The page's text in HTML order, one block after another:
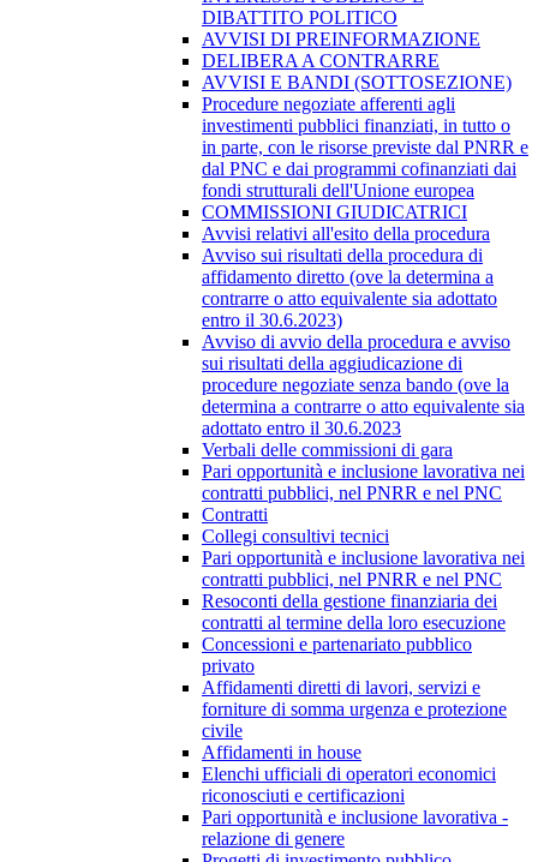
DIBATTITO POLITICO
AVVISI DI PREINFORMAZIONE
DELIBERA A CONTRARRE
AVVISI E BANDI (SOTTOSEZIONE)
Procedure negoziate afferenti agli
investimenti pubblici finanziati, in tutto o
in parte, con le risorse previste dal PNRR e
dal PNC e dai programmi cofinanziati dai
fondi strutturali dell'Unione europea
COMMISSIONI GIUDICATRICI
Avvisi relativi all'esito della procedura
Avviso sui risultati della procedura di
affidamento diretto (ove la determina a
contrarre o atto equivalente sia adottato
entro il 30.6.2023)
Avviso di avvio della procedura e avviso
sui risultati della aggiudicazione di
procedure negoziate senza bando (ove la
determina a contrarre o atto equivalente sia
adottato entro il 30.6.2023
Verbali delle commissioni di gara
Pari opportunità e inclusione lavorativa nei
contratti pubblici, nel PNRR e nel PNC
Contratti
Collegi consultivi tecnici
Pari opportunità e inclusione lavorativa nei
contratti pubblici, nel PNRR e nel PNC
Resoconti della gestione finanziaria dei
contratti al termine della loro esecuzione
Concessioni e partenariato pubblico
privato
Affidamenti diretti di lavori, servizi e
forniture di somma urgenza e protezione
civile
Affidamenti in house
Elenchi ufficiali di operatori economici
riconosciuti e certificazioni
Pari opportunità e inclusione lavorativa -
relazione di genere